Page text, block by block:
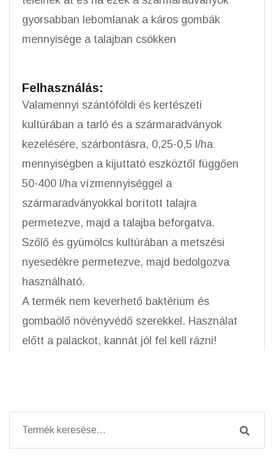
gyorsabban lebomlanak a káros gombák
mennyisége a talajban csökken
Felhasználás:
Valamennyi szántóföldi és kertészeti
kultúrában a tarló és a szármaradványok
kezelésére, szárbontásra, 0,25-0,5 l/ha
mennyiségben a kijuttató eszköztől függően
50-400 l/ha vízmennyiséggel a
szármaradványokkal borított talajra
permetezve, majd a talajba beforgatva.
Szőlő és gyümölcs kultúrában a metszési
nyesedékre permetezve, majd bedolgozva
használható.
A termék nem keverhető baktérium és
gombaölő növényvédő szerekkel. Használat
előtt a palackot, kannát jól fel kell rázni!